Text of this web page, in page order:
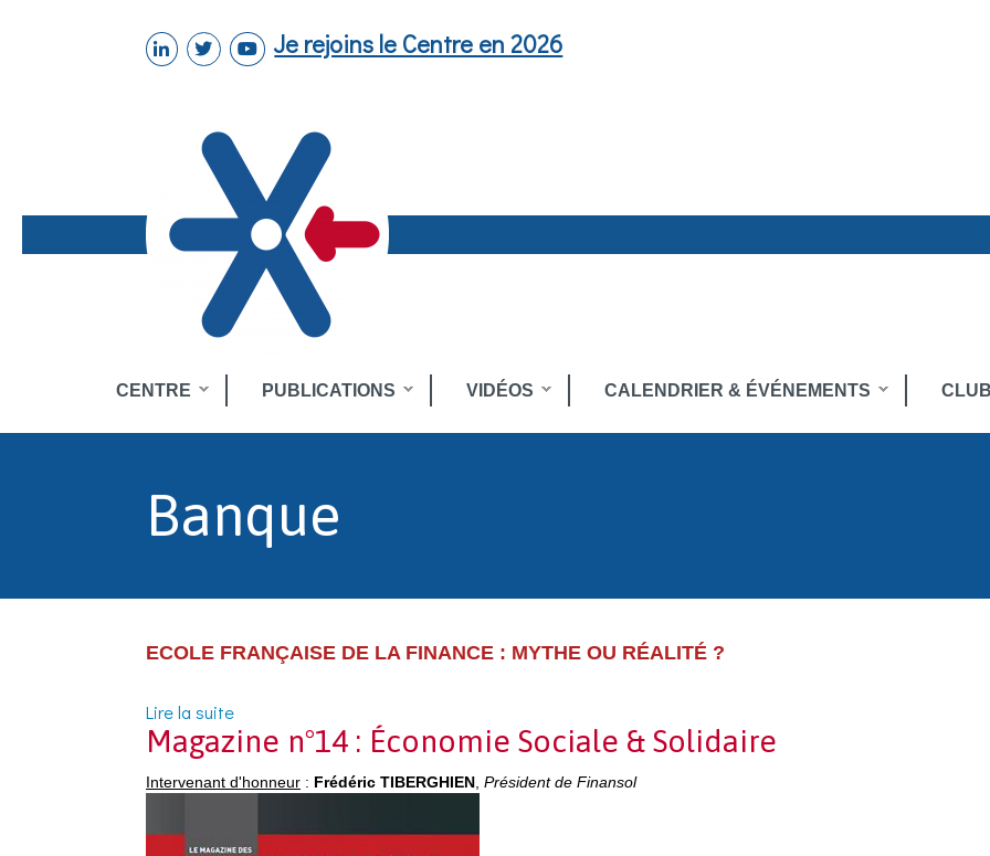
linkedintwitter youtube
Je rejoins le Centre en 2026
CENTRE PUBLICATIONS VIDÉOS CALENDRIER & ÉVÉNEMENTS
Banque
ECOLE FRANÇAISE DE LA FINANCE : MYTHE OU RÉALITÉ ?
Lire la suite
Magazine n°14 : Économie Sociale & Solidaire
Intervenant d'honneur : Frédéric TIBERGHIEN Président de Finansol